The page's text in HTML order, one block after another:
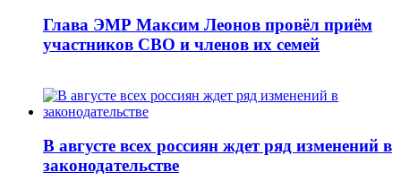
Глава ЭМР Максим Леонов провёл приём
участников СВО и членов их семей
В августе всех россиян ждет ряд изменений в
законодательстве